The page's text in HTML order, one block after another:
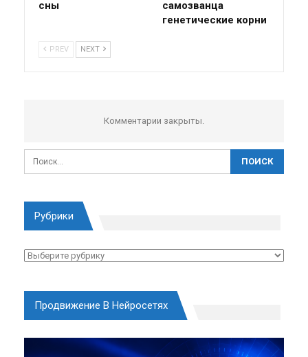
сны
самозванца
генетические корни
PREV NEXT
Комментарии закрыты.
Рубрики
Рубрики
Продвижение В Нейросетях